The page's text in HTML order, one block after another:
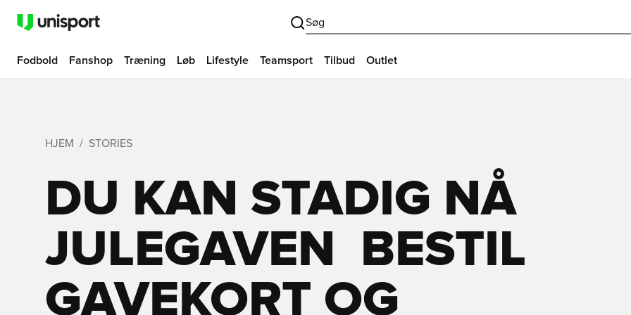
Søg
Fodbold Fanshop Træning Løb Lifestyle Teamsport Tilbud Outlet
HJEM STORIES
DU KAN STADIG NÅ
JULEGAVEN  BESTIL
GAVEKORT OG